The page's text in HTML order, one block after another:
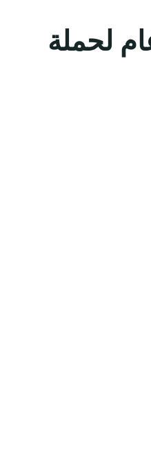
لحملة